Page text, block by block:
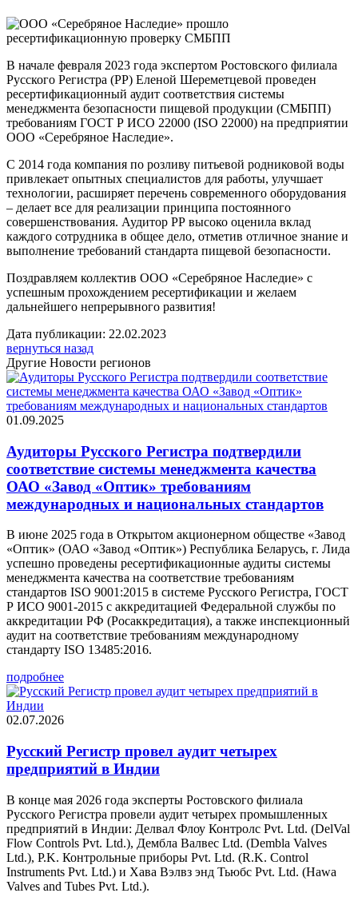
В начале февраля 2023 года экспертом Ростовского филиала
Русского Регистра (РР) Еленой Шереметцевой проведен
ресертификационный аудит соответствия системы
менеджмента безопасности пищевой продукции (СМБПП)
требованиям ГОСТ Р ИСО 22000 (ISO 22000) на предприятии
ООО «Серебряное Наследие».
С 2014 года компания по розливу питьевой родниковой воды
привлекает опытных специалистов для работы, улучшает
технологии, расширяет перечень современного оборудования
– делает все для реализации принципа постоянного
совершенствования. Аудитор РР высоко оценила вклад
каждого сотрудника в общее дело, отметив отличное знание и
выполнение требований стандарта пищевой безопасности.
Поздравляем коллектив ООО «Серебряное Наследие» с
успешным прохождением ресертификации и желаем
дальнейшего непрерывного развития!
Дата публикации: 22.02.2023
вернуться назад
Другие Новости регионов
01.09.2025
Аудиторы Русского Регистра подтвердили
соответствие системы менеджмента качества
ОАО «Завод «Оптик» требованиям
международных и национальных стандартов
В июне 2025 года в Открытом акционерном обществе «Завод
«Оптик» (ОАО «Завод «Оптик») Республика Беларусь, г. Лида
успешно проведены ресертификационные аудиты системы
менеджмента качества на соответствие требованиям
стандартов ISO 9001:2015 в системе Русского Регистра, ГОСТ
Р ИСО 9001-2015 с аккредитацией Федеральной службы по
аккредитации РФ (Росаккредитация), а также инспекционный
аудит на соответствие требованиям международному
стандарту ISO 13485:2016.
подробнее
02.07.2026
Русский Регистр провел аудит четырех
предприятий в Индии
В конце мая 2026 года эксперты Ростовского филиала
Русского Регистра провели аудит четырех промышленных
предприятий в Индии: Делвал Флоу Контролс Pvt. Ltd. (DelVal
Flow Controls Pvt. Ltd.), Дембла Валвес Ltd. (Dembla Valves
Ltd.), Р.K. Контрольные приборы Pvt. Ltd. (R.K. Control
Instruments Pvt. Ltd.) и Хава Вэлвз энд Тьюбс Pvt. Ltd. (Hawa
Valves and Tubes Pvt. Ltd.).